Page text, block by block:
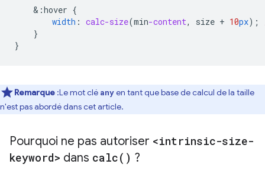
& :hover {
width : calc-size(min-content, size + 10px);
}
}
Remarque :Le mot clé anyen tant que base de calcul de la taille
n'est pas abordé dans cet article.
Pourquoi ne pas autoriser <intrinsic-size-
keyword> dans calc( ) ?